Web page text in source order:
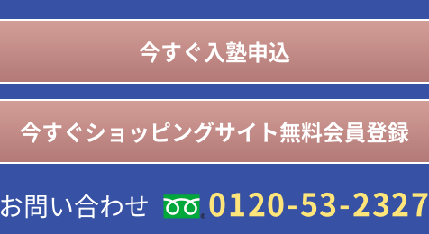
今すぐ入塾申込
今すぐショッピングサイト無料会員登録
お問い合わせ 0120-53-2327